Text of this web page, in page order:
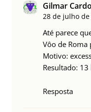
Gilmar
28 de julho de
Até parece
Vôo de Roma
Motivo:
Resultado:
Resposta